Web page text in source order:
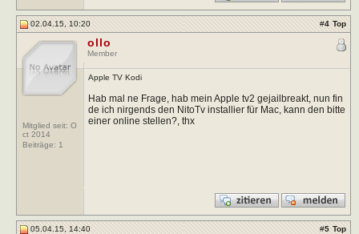
02.04.15, 10:20 #4 Top
Mitglied seit: O
ct 2014
Beiträge: 1
ollo
Member
Apple TV Kodi
Hab mal ne Frage, hab mein Apple tv2 gejailbreakt, nun fin
de ich nirgends den NitoTv installier für Mac, kann den bitte
einer online stellen?, thx
05.04.15, 14:40 #5 Top